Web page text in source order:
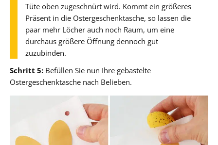
Tüte oben zugeschnürt wird. Kommt ein größeres
Präsent in die Ostergeschenktasche, so lassen die
paar mehr Löcher auch noch Raum, um eine
durchaus größere Öffnung dennoch gut
zuzubinden.
Schritt 5: Befüllen Sie nun Ihre gebastelte
Ostergeschenktasche nach Belieben.